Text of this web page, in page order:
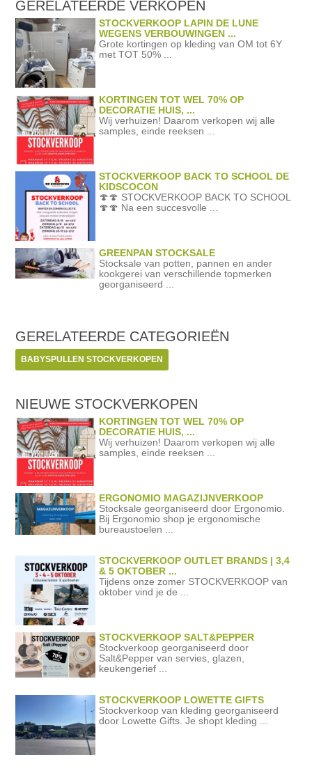
GERELATEERDEVERKOPEN
STOCKVERKOOP LAPIN DE LUNE
WEGENS VERBOUWINGEN ...
Grote kortingen op kleding van OM tot 6Y
met TOT 50% ...
KORTINGEN TOT WEL 70% OP
DECORATIE HUIS, ...
Wij verhuizen! Daarom verkopen wij alle
samples, einde reeksen ...
STOCKVERKOOP BACK TO SCHOOL DE
KIDSCOCON
🍄🍄 STOCKVERKOOP BACK TO SCHOOL
🍄🍄 Na een succesvolle ...
GREENPAN STOCKSALE
Stocksale van potten, pannen en ander
kookgerei van verschillende topmerken
georganiseerd ...
GERELATEERDE CATEGORIEËN
BABYSPULLEN STOCKVERKOPEN
NIEUWE STOCKVERKOPEN
KORTINGEN TOT WEL 70% OP
DECORATIE HUIS, ...
Wij verhuizen! Daarom verkopen wij alle
samples, einde reeksen ...
ERGONOMIO MAGAZIJNVERKOOP
Stocksale georganiseerd door Ergonomio.
Bij Ergonomio shop je ergonomische
bureaustoelen ...
STOCKVERKOOP OUTLET BRANDS | 3,4
& 5 OKTOBER ...
Tijdens onze zomer STOCKVERKOOP van
oktober vind je de ...
STOCKVERKOOP SALT&PEPPER
Stockverkoop georganiseerd door
Salt&Pepper van servies, glazen,
keukengerief ...
STOCKVERKOOP LOWETTE GIFTS
Stockverkoop van kleding georganiseerd
door Lowette Gifts. Je shopt kleding ...